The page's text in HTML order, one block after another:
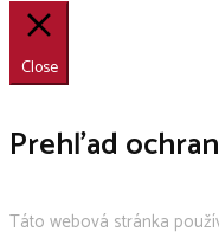
Close
Prehľad
Táto webová stránka